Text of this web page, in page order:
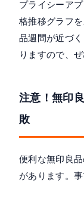
プライシーア
格推移グラフ
品週間が近づ
りますので、
注意！無印
敗
便利な無印良
があります。